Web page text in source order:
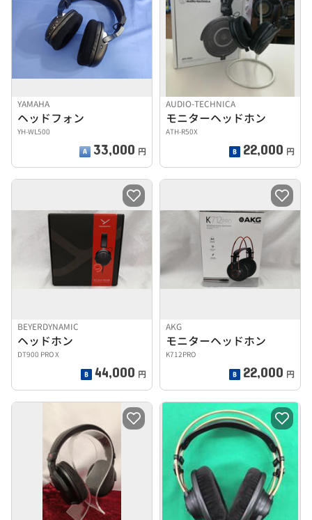
YAMAHA
ヘッドフォン
YH-WL500
33,000 円
AUDIO-TECHNICA
モニターヘッドホン
ATH-R50X
22,000 円
BEYERDYNAMIC
ヘッドホン
DT900 PRO X
44,000 円
AKG
モニターヘッドホン
K712PRO
22,000 円